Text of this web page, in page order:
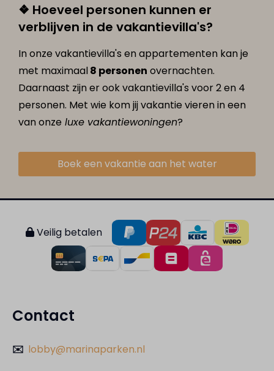
❖ Hoeveel personen kunnen er
verblijven in de vakantievilla's?
In onze vakantievilla's en appartementen kan je
met maximaal8 personen overnachten.
Daarnaast zijn er ook vakantievilla's voor 2 en 4
personen. Met wie kom jij vakantie vieren in een
van onze luxe vakantiewoningen?
Boek een vakantie aan het water
Veilig betalen
Contact
✉️ lobby@marinaparken.nl